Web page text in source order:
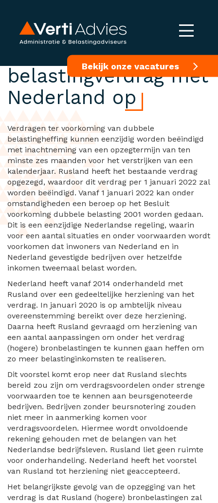
Bekijk onze vacatures
Rusland zegt
belastingverdrag met
Nederland op
Verdragen ter voorkoming van dubbele
belastingheffing kunnen eenzijdig worden beëindigd
met inachtneming van een opzegtermijn van ten
minste zes maanden voor het verstrijken van een
kalenderjaar. Rusland heeft het bestaande verdrag
opgezegd, waardoor dit verdrag per 1 januari 2022 zal
worden beëindigd. Vanaf 1 januari 2022 kan onder
omstandigheden een beroep op het Besluit
voorkoming dubbele belasting 2001 worden gedaan.
Dit is een eenzijdige Nederlandse regeling, waarin
voor een aantal situaties en onder voorwaarden wordt
voorkomen dat inwoners van Nederland en in
Nederland gevestigde bedrijven over hetzelfde
inkomen tweemaal belast worden.
Nederland heeft vanaf 2014 onderhandeld met
Rusland over een gedeeltelijke herziening van het
verdrag. In januari 2020 is op ambtelijk niveau
overeenstemming bereikt over deze herziening.
Daarna heeft Rusland gevraagd om herziening van
een aantal aanpassingen om onder het verdrag
(hogere) bronbelastingen te kunnen gaan heffen om
zo meer belastinginkomsten te realiseren.
Dit voorstel komt erop neer dat Rusland slechts
bereid zou zijn om verdragsvoordelen onder strenge
voorwaarden toe te kennen aan beursgenoteerde
bedrijven. Bedrijven zonder beursnotering zouden
niet meer in aanmerking komen voor
verdragsvoordelen. Hiermee wordt onvoldoende
rekening gehouden met de belangen van het
Nederlandse bedrijfsleven. Rusland liet geen ruimte
voor onderhandeling. Nederland heeft het voorstel
van Rusland tot herziening niet geaccepteerd.
Het belangrijkste gevolg van de opzegging van het
verdrag is dat Rusland (hogere) bronbelastingen zal